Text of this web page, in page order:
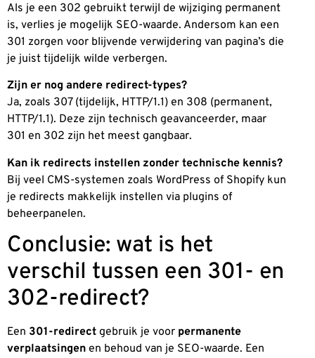
Als je een 302 gebruikt terwijl de wijziging permanent
is, verlies je mogelijk SEO-waarde. Andersom kan een
301 zorgen voor blijvende verwijdering van pagina’s die
je juist tijdelijk wilde verbergen.
Zijn er nog andere redirect-types?
Ja, zoals 307 (tijdelijk, HTTP/1.1) en 308 (permanent,
HTTP/1.1). Deze zijn technisch geavanceerder, maar
301 en 302 zijn het meest gangbaar.
Kan ik redirects instellen zonder technische kennis?
Bij veel CMS-systemen zoals WordPress of Shopify kun
je redirects makkelijk instellen via plugins of
beheerpanelen.
Conclusie: wat is het
verschil tussen een 301- en
302-redirect?
Een 301-redirect gebruik je voor permanente
verplaatsingen en behoud van je SEO-waarde. Een